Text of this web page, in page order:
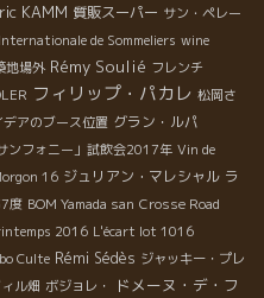
KAMM 質販スーパー サン・ペレー
de Sommeliers wine
地場外 Rémy Soulié フレンチ
フィリップ・パカレ 松岡さ
デアのブース位置 グラン・ルパ
ンフォニー」試飲会2017年 Vin de
16 ジュリアン・マレシャル ラ
度 BOM Yamada san Crosse Road
2016 L'écart lot 1016
Culte Rémi Sédès ジャッキー・プレ
ル畑 ボジョレ・
ドメーヌ・デ・フ